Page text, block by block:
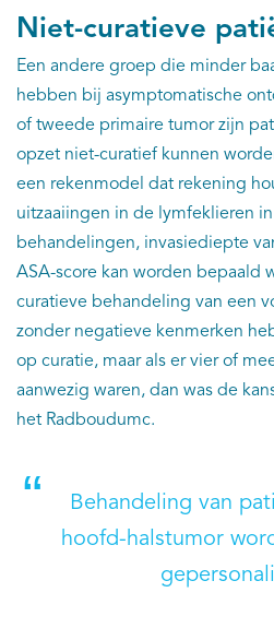
Niet-curatieve
Een andere groep die minder
hebben bij asymptomatische
of tweede primaire tumor zijn
opzet niet-curatief kunnen
een rekenmodel dat rekening
uitzaaiingen in de lymfeklieren
behandelingen, invasiediepte
ASA-score kan worden bepaald
curatieve behandeling van een
zonder negatieve kenmerken
op curatie, maar als er vier of
aanwezig waren, dan was de
het Radboudumc.
Behandeling van
hoofd-halstumor